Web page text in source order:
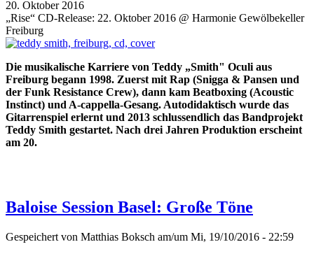
20. Oktober 2016
„Rise“ CD-Release: 22. Oktober 2016 @ Harmonie Gewölbekeller
Freiburg
Die musikalische Karriere von Teddy „Smith" Oculi aus
Freiburg begann 1998. Zuerst mit Rap (Snigga & Pansen und
der Funk Resistance Crew), dann kam Beatboxing (Acoustic
Instinct) und A-cappella-Gesang. Autodidaktisch wurde das
Gitarrenspiel erlernt und 2013 schlussendlich das Bandprojekt
Teddy Smith gestartet. Nach drei Jahren Produktion erscheint
am 20.
Baloise Session Basel: Große Töne
Gespeichert von Matthias Boksch am/um Mi, 19/10/2016 - 22:59